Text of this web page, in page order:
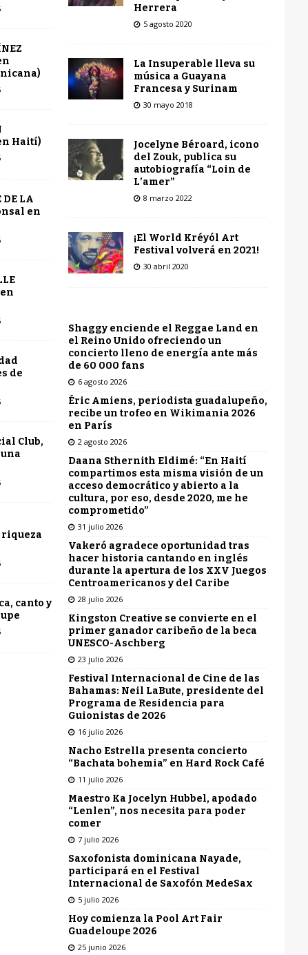
Haití)
LA
en
de
Club,
canto y
Herrera
5 agosto 2020
La Insuperable lleva su
música a Guayana
Francesa y Surinam
30 mayo 2018
Jocelyne Béroard, icono
del Zouk, publica su
autobiografía “Loin de
L’amer”
8 marzo 2022
¡El World Kréyól Art
Festival volverá en 2021!
30 abril 2020
Shaggy enciende el Reggae Land en
el Reino Unido ofreciendo un
concierto lleno de energía ante más
de 60 000 fans
6 agosto 2026
Éric Amiens, periodista guadalupeño,
recibe un trofeo en Wikimania 2026
en París
2 agosto 2026
Daana Sthernith Eldimé: “En Haití
compartimos esta misma visión de un
acceso democrático y abierto a la
cultura, por eso, desde 2020, me he
comprometido”
31 julio 2026
Vakeró agradece oportunidad tras
hacer historia cantando en inglés
durante la apertura de los XXV Juegos
Centroamericanos y del Caribe
28 julio 2026
Kingston Creative se convierte en el
primer ganador caribeño de la beca
UNESCO-Aschberg
23 julio 2026
Festival Internacional de Cine de las
Bahamas: Neil LaBute, presidente del
Programa de Residencia para
Guionistas de 2026
16 julio 2026
Nacho Estrella presenta concierto
“Bachata bohemia” en Hard Rock Café
11 julio 2026
Maestro Ka Jocelyn Hubbel, apodado
“Lenlen”, nos necesita para poder
comer
7 julio 2026
Saxofonista dominicana Nayade,
participará en el Festival
Internacional de Saxofón MedeSax
5 julio 2026
Hoy comienza la Pool Art Fair
Guadeloupe 2026
25 junio 2026